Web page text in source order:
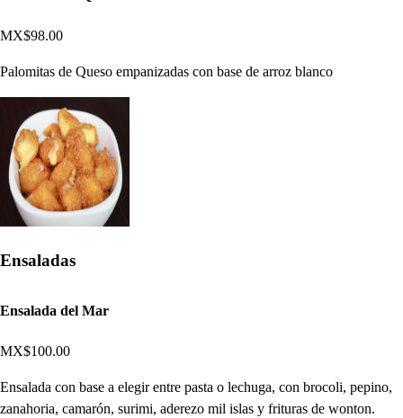
MX$98.00
Palomitas de Queso empanizadas con base de arroz blanco
Ensaladas
Ensalada del Mar
MX$100.00
Ensalada con base a elegir entre pasta o lechuga, con brocoli, pepino,
zanahoria, camarón, surimi, aderezo mil islas y frituras de wonton.